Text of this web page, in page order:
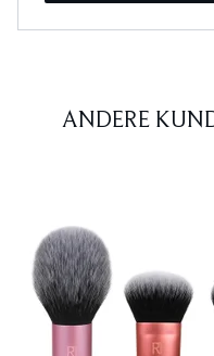
ANDERE